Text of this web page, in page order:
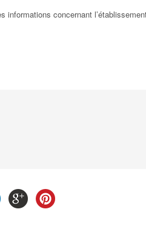
informations concernant